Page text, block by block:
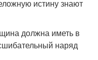
истину знают
должна иметь в
наряд